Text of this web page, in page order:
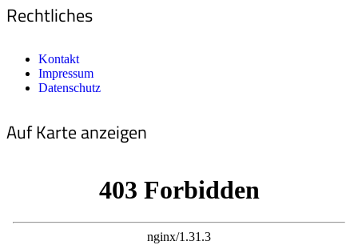
Rechtliches
Kontakt
Impressum
Datenschutz
Auf Karte anzeigen